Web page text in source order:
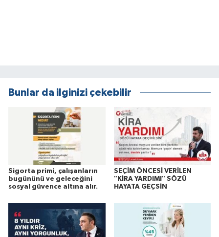
Bunlar da ilginizi çekebilir
Sigorta primi, çalışanların
bugününü ve geleceğini
sosyal güvence altına alır.
SEÇİM ÖNCESİ VERİLEN
"KİRA YARDIMI" SÖZÜ
HAYATA GEÇSİN